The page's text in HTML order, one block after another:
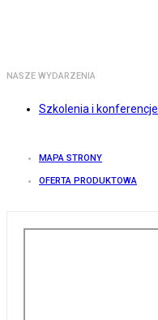
NASZE WYDARZENIA
Szkolenia i konferencje
MAPA STRONY
OFERTA PRODUKTOWA